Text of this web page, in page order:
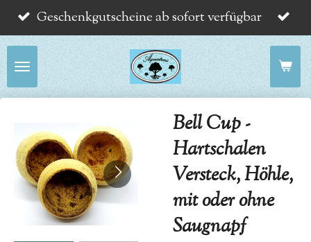
Zum
Hauptinhalt
springen
Geschenkgutscheine ab sofort verfügbar
Bell Cup -
Hartschalen
Versteck, Höhle,
mit oder ohne
Saugnapf